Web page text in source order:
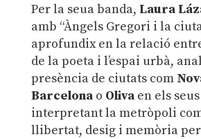
Per la seua banda, Laura
amb “Àngels Gregori i la
aprofundix en la relació
de la poeta i l’espai urbà,
presència de ciutats com
Barcelonao Olivaen els
interpretant la metròpoli
llibertat, desig i memòria